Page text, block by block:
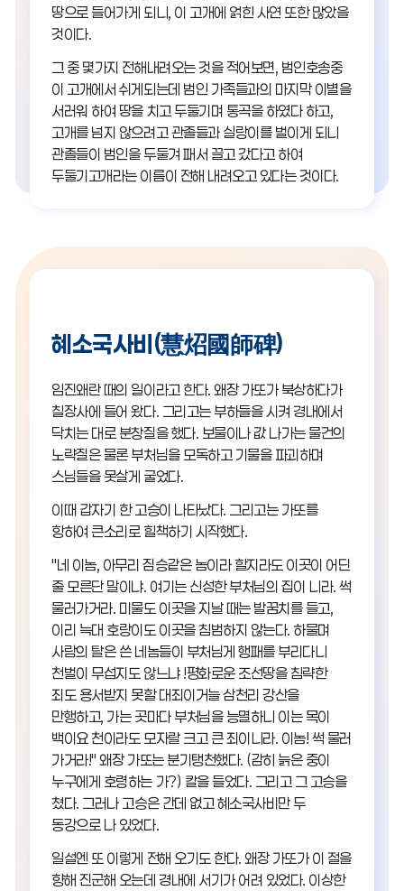
땅으로 들어가게 되니, 이 고개에 얽힌 사연 또한 많았을
것이다.
그 중 몇가지 전해내려오는 것을 적어보면, 범인호송중
이 고개에서 쉬게되는데 범인 가족들과의 마지막 이별을
서러워 하여 땅을 치고 두둘기며 통곡을 하였다 하고,
고개를 넘지 않으려고 관졸들과 실랑이를 벌이게 되니
관졸들이 범인을 두둘겨 패서 끌고 갔다고 하여
두둘기고개라는 이름이 전해 내려오고 있다는 것이다.
혜소국사비(慧炤國師碑)
임진왜란 때의 일이라고 한다. 왜장 가또가 북상하다가
칠장사에 들어 왔다. 그리고는 부하들을 시켜 경내에서
닥치는 대로 분창질을 했다. 보물이나 값 나가는 물건의
노략질은 물론 부처님을 모독하고 기물을 파괴하며
스님들을 못살게 굴었다.
이때 갑자기 한 고승이 나타났다. 그리고는 가또를
항하여 큰소리로 힐책하기 시작했다.
"네 이놈, 아무리 짐승같은 놈이라 할지라도 이곳이 어딘
줄 모른단 말이냐. 여기는 신성한 부처님의 집이 니라. 썩
물러가거라. 미물도 이곳을 지날 때는 발꿈치를 들고,
이리 늑대 호랑이도 이곳을 침범하지 않는다. 하물며
사람의 탈은 쓴 네놈들이 부처님게 행패를 부리다니
천벌이 무섭지도 않느냐 !평화로운 조선땅을 침략한
죄도 용서받지 못할 대죄이거늘 삼천리 강산을
만행하고, 가는 곳마다 부처님을 능멸하니 이는 목이
백이요 천이라도 모자랄 크고 큰 죄이니라. 이놈! 썩 물러
가거라!" 왜장 가또는 분기탱천했다. (감히 늙은 중이
누구에게 호령하는 가?) 칼을 들었다. 그리고 그 고승을
쳤다. 그러나 고승은 간데 없고 혜소국사비만 두
동강으로 나 있었다.
일설엔 또 이렇게 전해 오기도 한다. 왜장 가또가 이 절을
향해 진군해 오는데 경내에 서기가 어려 있었다. 이상한